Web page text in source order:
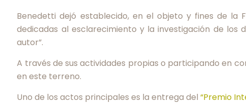
Benedetti dejó establecido, en el objeto y fines de la
dedicadas al esclarecimiento y la investigación de
autor”.
A través de sus actividades propias o participando en
en este terreno.
Uno de los actos principales es la entrega del“Premio